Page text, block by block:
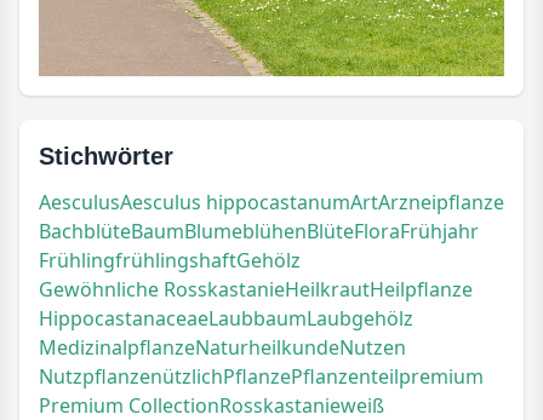
Stichwörter
AesculusAesculus hippocastanumArtArzneipflanze
BachblüteBaumBlumeblühenBlüteFloraFrühjahr
FrühlingfrühlingshaftGehölz
Gewöhnliche RosskastanieHeilkrautHeilpflanze
HippocastanaceaeLaubbaumLaubgehölz
MedizinalpflanzeNaturheilkundeNutzen
NutzpflanzenützlichPflanzePflanzenteilpremium
Premium CollectionRosskastanieweiß